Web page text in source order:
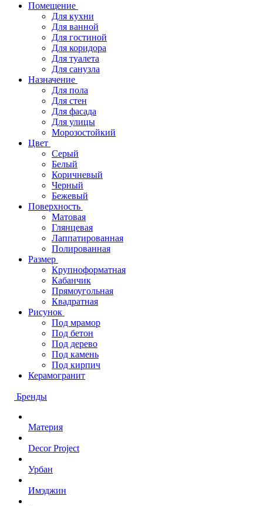
Помещение
Для кухни
Для ванной
Для гостиной
Для коридора
Для туалета
Для санузла
Назначение
Для пола
Для стен
Для фасада
Для улицы
Морозостойкий
Цвет
Серый
Белый
Коричневый
Черный
Бежевый
Поверхность
Матовая
Глянцевая
Лаппатированная
Полированная
Размер
Крупноформатная
Кабанчик
Прямоугольная
Квадратная
Рисунок
Под мрамор
Под бетон
Под дерево
Под камень
Под кирпич
Керамогранит
Бренды
Материя
Decor Project
Урбан
Имэджин